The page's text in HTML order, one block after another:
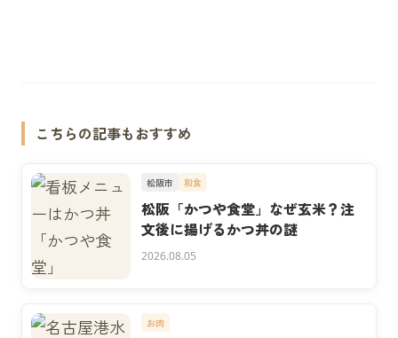
こちらの記事もおすすめ
松阪市 和食
松阪「かつや食堂」なぜ玄米？注
文後に揚げるかつ丼の謎
2026.08.05
お肉